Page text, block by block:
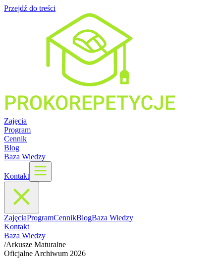
Przejdź do treści
Zajęcia
Program
Cennik
Blog
Baza Wiedzy
Kontakt
ZajęciaProgramCennikBlogBaza Wiedzy
Kontakt
Baza Wiedzy
/Arkusze Maturalne
Oficjalne Archiwum 2026